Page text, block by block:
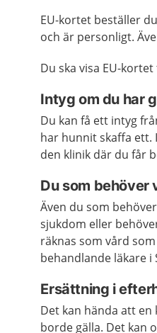
EU-kortet beställer
och är personligt.
Du ska visa EU-
Intyg om du har
Du kan få ett intyg
har hunnit skaffa ett.
den klinik där du får
Du som behöver
Även du som
sjukdom eller
räknas som vård
behandlande läkare i
Ersättning i
Det kan hända att
borde gälla. Det kan